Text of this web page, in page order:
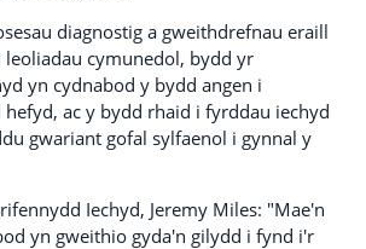
diagnostig a gweithdrefnau eraill
cymunedol, bydd yr
yn cydnabod y bydd angen i
ac y bydd rhaid i fyrddau iechyd
gwariant gofal sylfaenol i gynnal y
Iechyd, Jeremy Miles: "Mae'n
yn gweithio gyda'n gilydd i fynd i'r